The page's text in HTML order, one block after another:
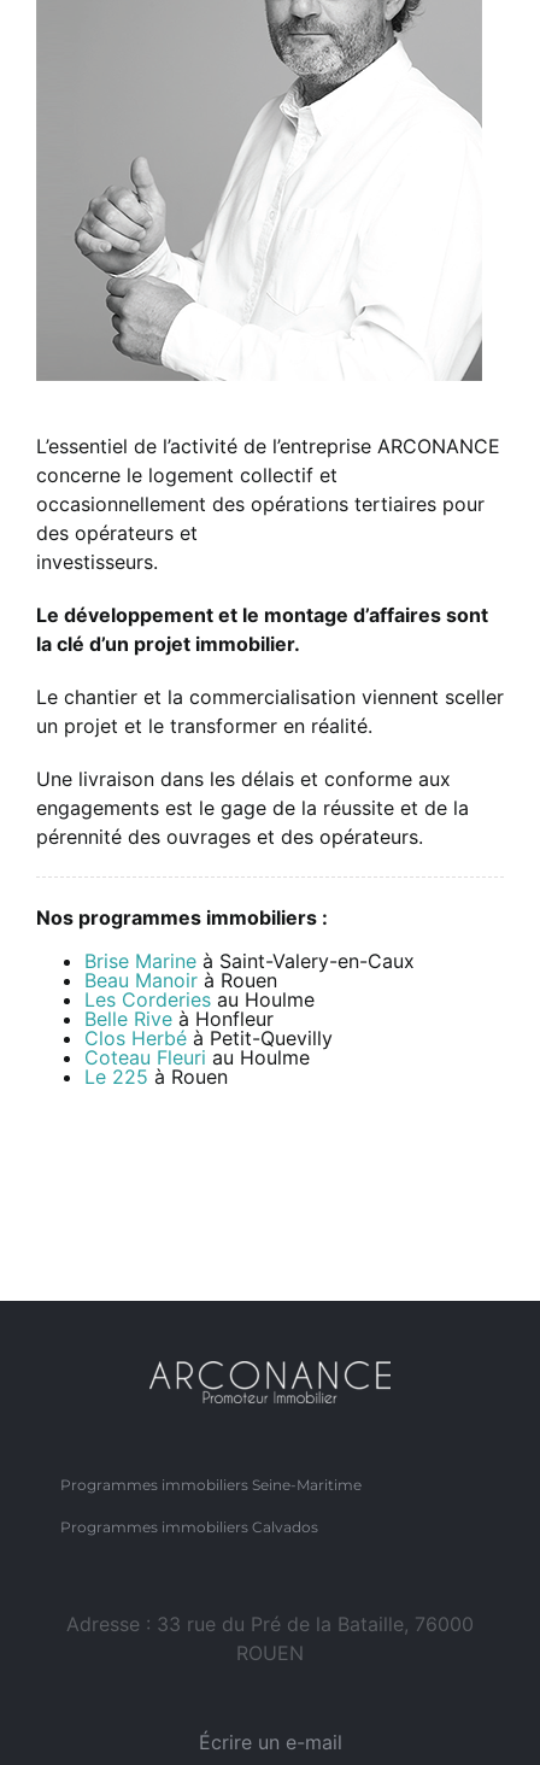
L’essentiel de l’activité de l’entreprise ARCONANCE
concerne le logement collectif et
occasionnellement des opérations tertiaires pour
des opérateurs et
investisseurs.
Le développement et le montage d’affaires sont
la clé d’un projet immobilier.
Le chantier et la commercialisation viennent sceller
un projet et le transformer en réalité.
Une livraison dans les délais et conforme aux
engagements est le gage de la réussite et de la
pérennité des ouvrages et des opérateurs.
Nos programmes immobiliers :
Brise Marine à Saint-Valery-en-Caux
Beau Manoir à Rouen
Les Corderies au Houlme
Belle Rive à Honfleur
Clos Herbé à Petit-Quevilly
Coteau Fleuri au Houlme
Le 225 à Rouen
Programmes immobiliers Seine-Maritime
Programmes immobiliers Calvados
Adresse : 33 rue du Pré de la Bataille, 76000
ROUEN
Écrire un e-mail